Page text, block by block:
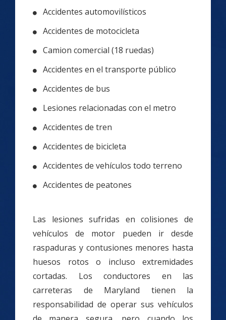
Accidentes automovilísticos
Accidentes de motocicleta
Camion comercial (18 ruedas)
Accidentes en el transporte público
Accidentes de bus
Lesiones relacionadas con el metro
Accidentes de tren
Accidentes de bicicleta
Accidentes de vehículos todo terreno
Accidentes de peatones
Las lesiones sufridas en colisiones de
vehículos de motor pueden ir desde
raspaduras y contusiones menores hasta
huesos rotos o incluso extremidades
cortadas. Los conductores en las
carreteras de Maryland tienen la
responsabilidad de operar sus vehículos